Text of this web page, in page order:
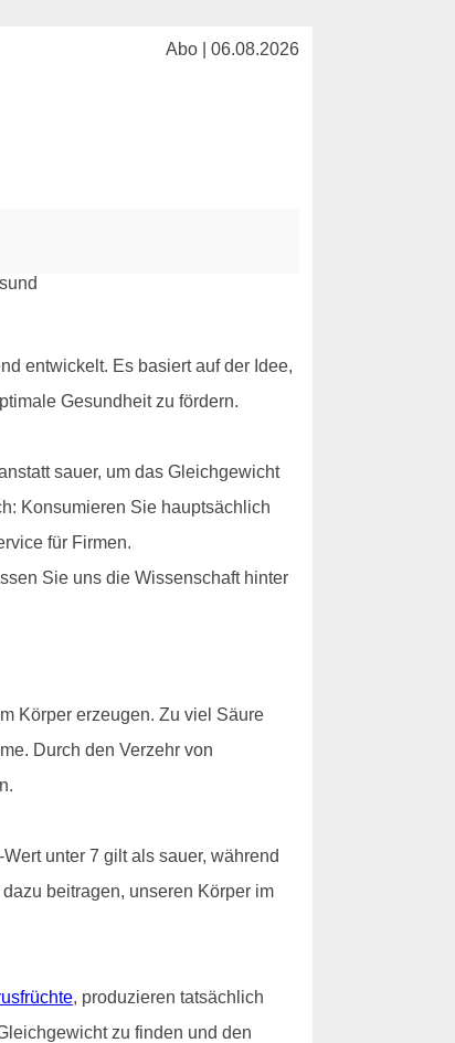
Abo | 06.08.2026
entwickelt. Es basiert auf der Idee,
Gesundheit zu fördern.
sauer, um das Gleichgewicht
Konsumieren Sie hauptsächlich
für Firmen.
Sie uns die Wissenschaft hinter
Körper erzeugen. Zu viel Säure
Durch den Verzehr von
unter 7 gilt als sauer, während
beitragen, unseren Körper im
, produzieren tatsächlich
zu finden und den